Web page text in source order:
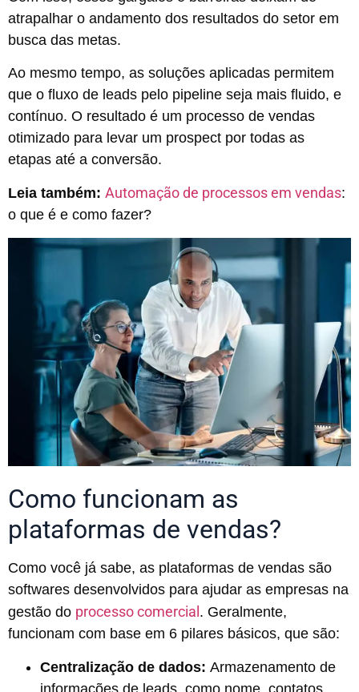
atrapalhar o andamento dos resultados do setor em
busca das metas.
Ao mesmo tempo, as soluções aplicadas permitem
que o fluxo de leads pelo pipeline seja mais fluido, e
contínuo. O resultado é um processo de vendas
otimizado para levar um prospect por todas as
etapas até a conversão.
Leia também: Automação de processos em vendas:
o que é e como fazer?
Como funcionam as
plataformas de vendas?
Como você já sabe, as plataformas de vendas são
softwares desenvolvidos para ajudar as empresas na
gestão do processo comercial . Geralmente,
funcionam com base em 6 pilares básicos, que são:
Centralização de dados: Armazenamento de
informações de leads, como nome, contatos,